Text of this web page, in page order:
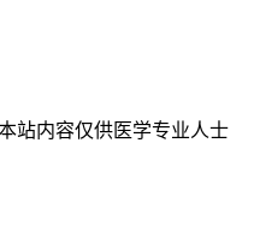
站内容仅供医学专业人士